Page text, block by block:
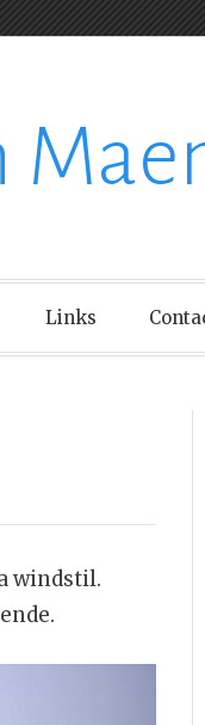
Links
windstil.